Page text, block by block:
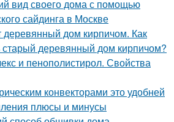
вид своего дома с помощью
сайдинга в Москве
деревянный дом кирпичом. Как
старый деревянный дом кирпичом?
и пенополистирол. Свойства
конвекторами это удобней
плюсы и минусы